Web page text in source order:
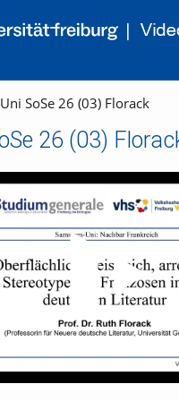
SoSe 26 (03) Florack
26 (03)